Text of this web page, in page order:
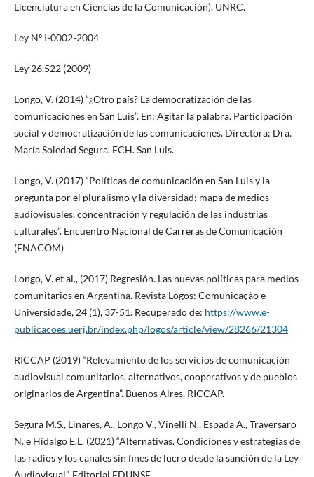
Licenciatura en Ciencias de la Comunicación). UNRC.
Ley Nº I-0002-2004
Ley 26.522 (2009)
Longo, V. (2014) “¿Otro país? La democratización de las
comunicaciones en San Luis”. En: Agitar la palabra. Participación
social y democratización de las comunicaciones. Directora: Dra.
María Soledad Segura. FCH. San Luis.
Longo, V. (2017) “Políticas de comunicación en San Luis y la
pregunta por el pluralismo y la diversidad: mapa de medios
audiovisuales, concentración y regulación de las industrias
culturales”. Encuentro Nacional de Carreras de Comunicación
(ENACOM)
Longo, V. et al., (2017) Regresión. Las nuevas políticas para medios
comunitarios en Argentina. Revista Logos: Comunicação e
Universidade, 24 (1), 37-51. Recuperado de: https://www.e-
publicacoes.uerj.br/index.php/logos/article/view/28266/21304
RICCAP (2019) “Relevamiento de los servicios de comunicación
audiovisual comunitarios, alternativos, cooperativos y de pueblos
originarios de Argentina”. Buenos Aires. RICCAP.
Segura M.S., Linares, A., Longo V., Vinelli N., Espada A., Traversaro
N. e Hidalgo E.L. (2021) “Alternativas. Condiciones y estrategias de
las radios y los canales sin fines de lucro desde la sanción de la Ley